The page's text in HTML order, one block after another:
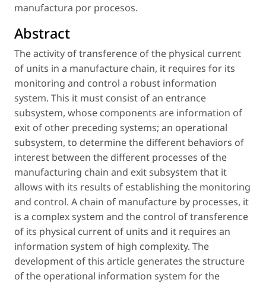
manufactura por procesos.
Abstract
The activity of transference of the physical current
of units in a manufacture chain, it requires for its
monitoring and control a robust information
system. This it must consist of an entrance
subsystem, whose components are information of
exit of other preceding systems; an operational
subsystem, to determine the different behaviors of
interest between the different processes of the
manufacturing chain and exit subsystem that it
allows with its results of establishing the monitoring
and control. A chain of manufacture by processes, it
is a complex system and the control of transference
of its physical current of units and it requires an
information system of high complexity. The
development of this article generates the structure
of the operational information system for the